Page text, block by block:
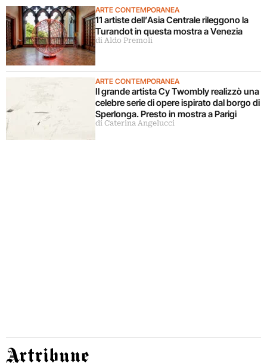
ARTE CONTEMPORANEA
11 artiste dell’Asia Centrale rileggono la
Turandot in questa mostra a Venezia
di Aldo Premoli
ARTE CONTEMPORANEA
Il grande artista Cy Twombly realizzò una
celebre serie di opere ispirato dal borgo di
Sperlonga. Presto in mostra a Parigi
di Caterina Angelucci
Artribune